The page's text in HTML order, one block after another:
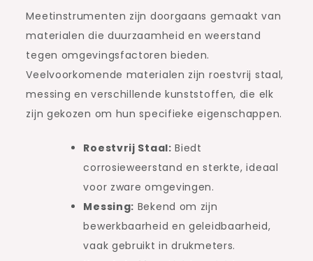
Meetinstrumenten zijn doorgaans gemaakt van
materialen die duurzaamheid en weerstand
tegen omgevingsfactoren bieden.
Veelvoorkomende materialen zijn roestvrij staal,
messing en verschillende kunststoffen, die elk
zijn gekozen om hun specifieke eigenschappen.
Roestvrij Staal: Biedt
corrosieweerstand en sterkte, ideaal
voor zware omgevingen.
Messing: Bekend om zijn
bewerkbaarheid en geleidbaarheid,
vaak gebruikt in drukmeters.